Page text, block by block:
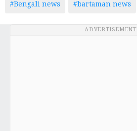
#Bengali news #bartaman news
ADVERTISEMENT